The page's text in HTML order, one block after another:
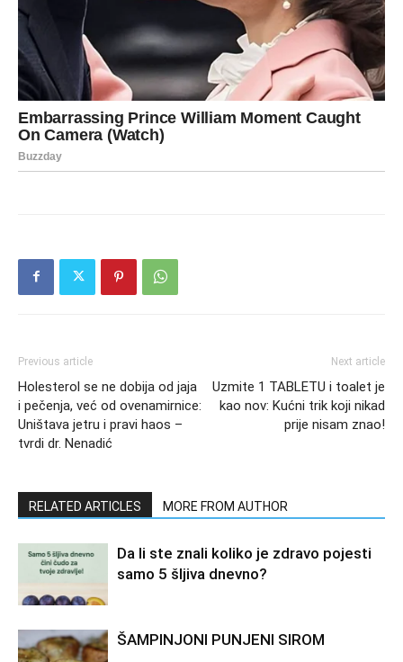
Previous article
Holesterol se ne dobija od jaja
i pečenja, već od ovenamirnice:
Uništava jetru i pravi haos –
tvrdi dr. Nenadić
Next article
Uzmite 1 TABLETU i toalet je
kao nov: Kućni trik koji nikad
prije nisam znao!
RELATED ARTICLES MORE FROM AUTHOR
Da li ste znali koliko je zdravo pojesti
samo 5 šljiva dnevno?
ŠAMPINJONI PUNJENI SIROM